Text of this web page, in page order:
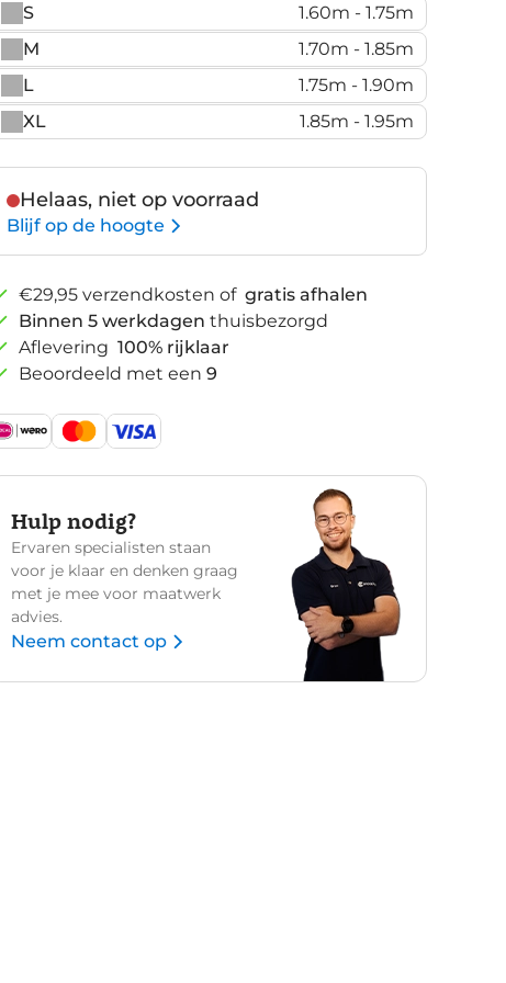
S
1.60m - 1.75m
M
1.70m - 1.85m
L
1.75m - 1.90m
XL
1.85m - 1.95m
Helaas, niet op voorraad
Blijf op de hoogte
€29,95 verzendkosten of gratis afhalen
Binnen 5 werkdagen thuisbezorgd
Aflevering 100% rijklaar
Beoordeeld met een 9
Hulp nodig?
Ervaren specialisten staan
voor je klaar en denken graag
met je mee voor maatwerk
advies.
Neem contact op